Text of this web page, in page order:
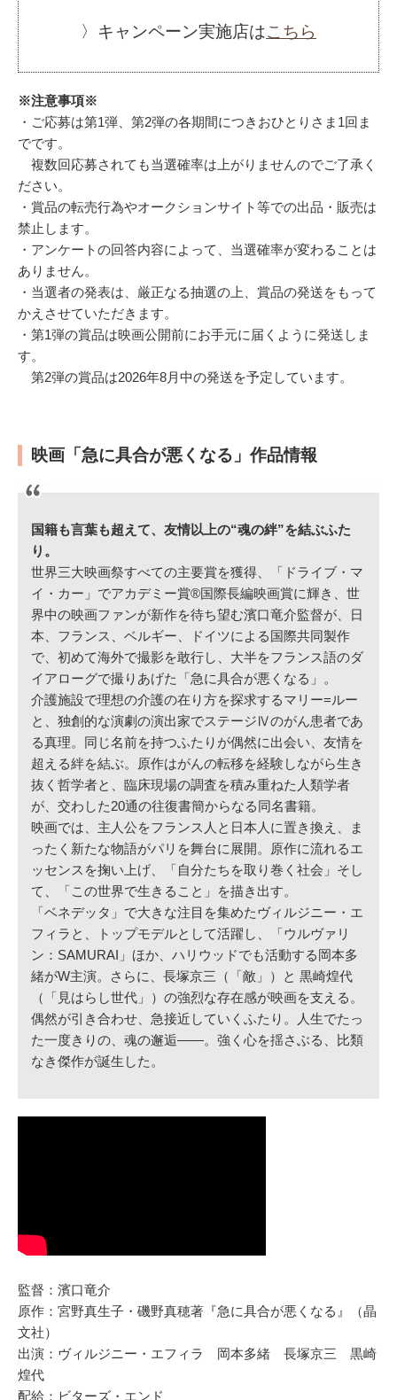
〉キャンペーン実施店はこちら
※注意事項※
・ご応募は第1弾、第2弾の各期間につきおひとりさま1回ま
でです。
複数回応募されても当選確率は上がりませんのでご了承く
ださい。
・賞品の転売行為やオークションサイト等での出品・販売は
禁止します。
・アンケートの回答内容によって、当選確率が変わることは
ありません。
・当選者の発表は、厳正なる抽選の上、賞品の発送をもって
かえさせていただきます。
・第1弾の賞品は映画公開前にお手元に届くように発送しま
す。
第2弾の賞品は2026年8月中の発送を予定しています。
映画「急に具合が悪くなる」作品情報
国籍も言葉も超えて、友情以上の“魂の絆”を結ぶふた
り。
世界三大映画祭すべての主要賞を獲得、「ドライブ・マ
イ・カー」でアカデミー賞®国際長編映画賞に輝き、世
界中の映画ファンが新作を待ち望む濱口竜介監督が、日
本、フランス、ベルギー、ドイツによる国際共同製作
で、初めて海外で撮影を敢行し、大半をフランス語のダ
イアローグで撮りあげた「急に具合が悪くなる」。
介護施設で理想の介護の在り方を探求するマリー=ルー
と、独創的な演劇の演出家でステージⅣのがん患者であ
る真理。同じ名前を持つふたりが偶然に出会い、友情を
超える絆を結ぶ。原作はがんの転移を経験しながら生き
抜く哲学者と、臨床現場の調査を積み重ねた人類学者
が、交わした20通の往復書簡からなる同名書籍。
映画では、主人公をフランス人と日本人に置き換え、ま
ったく新たな物語がパリを舞台に展開。原作に流れるエ
ッセンスを掬い上げ、「自分たちを取り巻く社会」そし
て、「この世界で生きること」を描き出す。
「ベネデッタ」で大きな注目を集めたヴィルジニー・エ
フィラと、トップモデルとして活躍し、「ウルヴァリ
ン：SAMURAI」ほか、ハリウッドでも活動する岡本多
緒がW主演。さらに、長塚京三（「敵」）と 黒崎煌代
（「見はらし世代」）の強烈な存在感が映画を支える。
偶然が引き合わせ、急接近していくふたり。人生でたっ
た一度きりの、魂の邂逅――。強く心を揺さぶる、比類
なき傑作が誕生した。
監督：濱口竜介
原作：宮野真生子・磯野真穂著『急に具合が悪くなる』（晶
文社）
出演：ヴィルジニー・エフィラ 岡本多緒 長塚京三 黒崎
煌代
配給：ビターズ・エンド